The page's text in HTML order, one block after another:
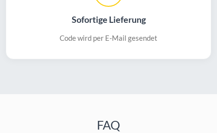
Sofortige Lieferung
Code wird per E-Mail gesendet
FAQ